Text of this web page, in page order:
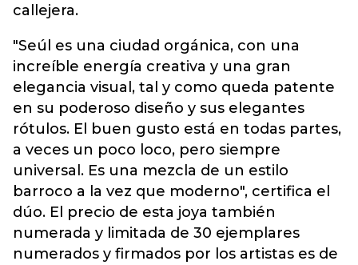
callejera.
"Seúl es una ciudad orgánica, con una
increíble energía creativa y una gran
elegancia visual, tal y como queda patente
en su poderoso diseño y sus elegantes
rótulos. El buen gusto está en todas partes,
a veces un poco loco, pero siempre
universal. Es una mezcla de un estilo
barroco a la vez que moderno", certifica el
dúo. El precio de esta joya también
numerada y limitada de 30 ejemplares
numerados y firmados por los artistas es de